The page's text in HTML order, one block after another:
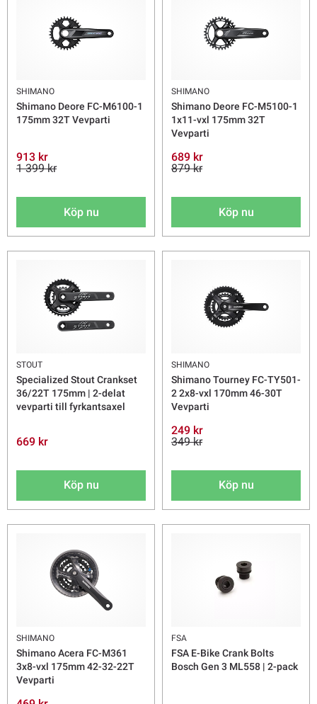
SHIMANO
Shimano Deore FC-M6100-1
175mm 32T Vevparti
913 kr
1 399 kr
Köp nu
SHIMANO
Shimano Deore FC-M5100-1
1x11-vxl 175mm 32T
Vevparti
689 kr
879 kr
Köp nu
STOUT
Specialized Stout Crankset
36/22T 175mm | 2-delat
vevparti till fyrkantsaxel
669 kr
Köp nu
SHIMANO
Shimano Tourney FC-TY501-
2 2x8-vxl 170mm 46-30T
Vevparti
249 kr
349 kr
Köp nu
SHIMANO
Shimano Acera FC-M361
3x8-vxl 175mm 42-32-22T
Vevparti
FSA
FSA E-Bike Crank Bolts
Bosch Gen 3 ML558 | 2-pack